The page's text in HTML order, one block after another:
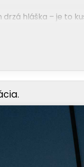
drzá hláška – je to